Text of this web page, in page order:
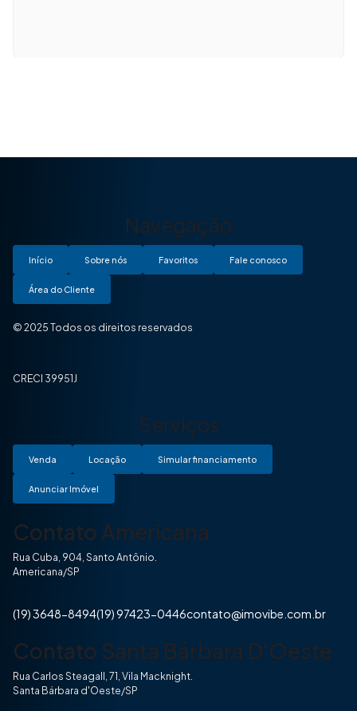
Navegação
Início Sobre nós Favoritos Fale conosco
Área do Cliente
© 2025 Todos os direitos reservados
CRECI 39951J
Serviços
Venda Locação Simular financiamento
Anunciar Imóvel
Contato Americana
Rua Cuba, 904, Santo Antônio.
Americana/SP
(19) 3648-8494(19) 97423-0446contato@imovibe.com.br
Contato Santa Bárbara D'Oeste
Rua Carlos Steagall, 71, Vila Macknight.
Santa Bárbara d'Oeste/SP